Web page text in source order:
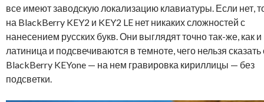
все имеют заводскую локализацию клавиатуры. Если нет,
на BlackBerry KEY2 и KEY2 LE нет никаких сложностей с
нанесением русских букв. Они выглядят точно так-же, как и
латиница и подсвечиваются в темноте, чего нельзя сказать
BlackBerry KEYone — на нем гравировка кириллицы — без
подсветки.